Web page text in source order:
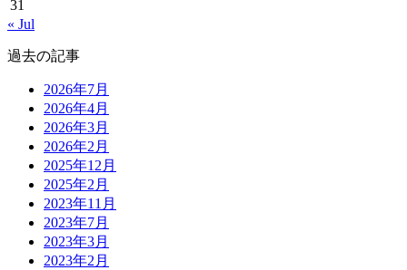
31
« Jul
過去の記事
2026年7月
2026年4月
2026年3月
2026年2月
2025年12月
2025年2月
2023年11月
2023年7月
2023年3月
2023年2月